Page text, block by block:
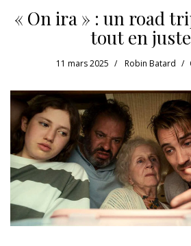
« On ira » : un road
tout en
11 mars 2025 Robin Batard